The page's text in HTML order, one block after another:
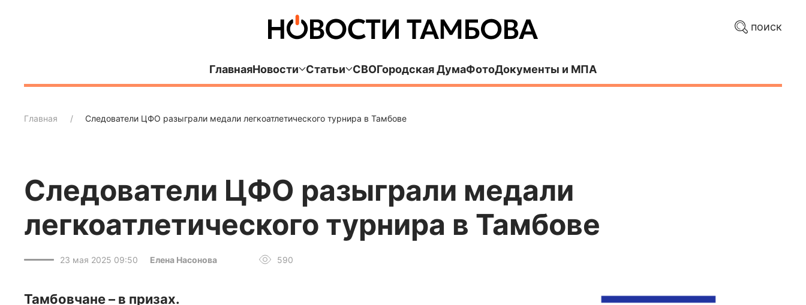
поиск
ГлавнаяНовости Статьи СВОГородская ДумаФотоДокументы и МПА
Главная Следователи ЦФО разыграли медали легкоатлетического турнира в Тамбове
Следователи ЦФО разыграли медали
легкоатлетического турнира в Тамбове
23 мая 2025 09:50 Елена Насонова 590
Тамбовчане – в призах.